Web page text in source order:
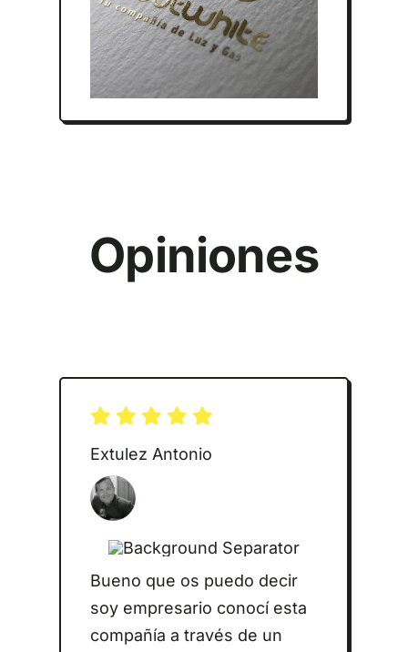
Opiniones
Extulez Antonio
Bueno que os puedo decir
soy empresario conocí esta
compañía a través de un